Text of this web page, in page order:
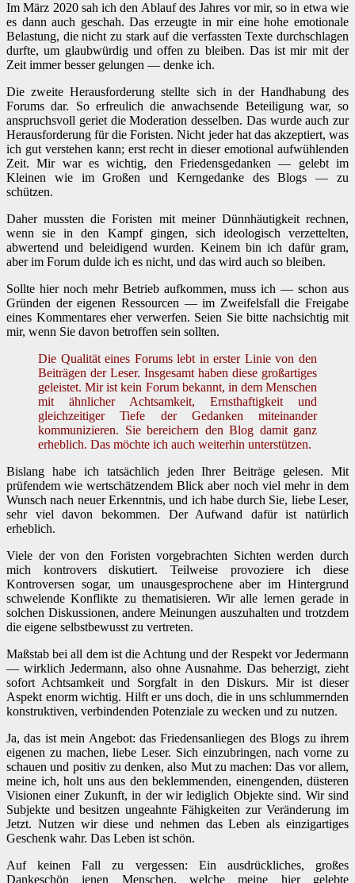
Im März 2020 sah ich den Ablauf des Jahres vor mir, so in etwa wie
es dann auch geschah. Das erzeugte in mir eine hohe emotionale
Belastung, die nicht zu stark auf die verfassten Texte durchschlagen
durfte, um glaubwürdig und offen zu bleiben. Das ist mir mit der
Zeit immer besser gelungen — denke ich.
Die zweite Herausforderung stellte sich in der Handhabung des
Forums dar. So erfreulich die anwachsende Beteiligung war, so
anspruchsvoll geriet die Moderation desselben. Das wurde auch zur
Herausforderung für die Foristen. Nicht jeder hat das akzeptiert, was
ich gut verstehen kann; erst recht in dieser emotional aufwühlenden
Zeit. Mir war es wichtig, den Friedensgedanken — gelebt im
Kleinen wie im Großen und Kerngedanke des Blogs — zu
schützen.
Daher mussten die Foristen mit meiner Dünnhäutigkeit rechnen,
wenn sie in den Kampf gingen, sich ideologisch verzettelten,
abwertend und beleidigend wurden. Keinem bin ich dafür gram,
aber im Forum dulde ich es nicht, und das wird auch so bleiben.
Sollte hier noch mehr Betrieb aufkommen, muss ich — schon aus
Gründen der eigenen Ressourcen — im Zweifelsfall die Freigabe
eines Kommentares eher verwerfen. Seien Sie bitte nachsichtig mit
mir, wenn Sie davon betroffen sein sollten.
Die Qualität eines Forums lebt in erster Linie von den
Beiträgen der Leser. Insgesamt haben diese großartiges
geleistet. Mir ist kein Forum bekannt, in dem Menschen
mit ähnlicher Achtsamkeit, Ernsthaftigkeit und
gleichzeitiger Tiefe der Gedanken miteinander
kommunizieren. Sie bereichern den Blog damit ganz
erheblich. Das möchte ich auch weiterhin unterstützen.
Bislang habe ich tatsächlich jeden Ihrer Beiträge gelesen. Mit
prüfendem wie wertschätzendem Blick aber noch viel mehr in dem
Wunsch nach neuer Erkenntnis, und ich habe durch Sie, liebe Leser,
sehr viel davon bekommen. Der Aufwand dafür ist natürlich
erheblich.
Viele der von den Foristen vorgebrachten Sichten werden durch
mich kontrovers diskutiert. Teilweise provoziere ich diese
Kontroversen sogar, um unausgesprochene aber im Hintergrund
schwelende Konflikte zu thematisieren. Wir alle lernen gerade in
solchen Diskussionen, andere Meinungen auszuhalten und trotzdem
die eigene selbstbewusst zu vertreten.
Maßstab bei all dem ist die Achtung und der Respekt vor Jedermann
— wirklich Jedermann, also ohne Ausnahme. Das beherzigt, zieht
sofort Achtsamkeit und Sorgfalt in den Diskurs. Mir ist dieser
Aspekt enorm wichtig. Hilft er uns doch, die in uns schlummernden
konstruktiven, verbindenden Potenziale zu wecken und zu nutzen.
Ja, das ist mein Angebot: das Friedensanliegen des Blogs zu ihrem
eigenen zu machen, liebe Leser. Sich einzubringen, nach vorne zu
schauen und positiv zu denken, also Mut zu machen: Das vor allem,
meine ich, holt uns aus den beklemmenden, einengenden, düsteren
Visionen einer Zukunft, in der wir lediglich Objekte sind. Wir sind
Subjekte und besitzen ungeahnte Fähigkeiten zur Veränderung im
Jetzt. Nutzen wir diese und nehmen das Leben als einzigartiges
Geschenk wahr. Das Leben ist schön.
Auf keinen Fall zu vergessen: Ein ausdrückliches, großes
Dankeschön jenen Menschen, welche meine hier gelebte